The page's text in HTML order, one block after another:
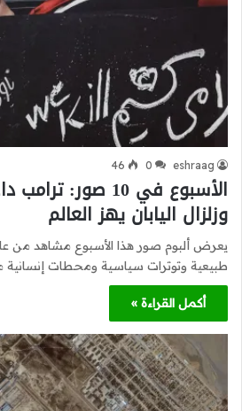
eshraag
0
46
الأسبوع في 10
وزلزال اليابان يهز العالم
يعرض ألبوم صور هذا الأسبوع مشاهد من
طبيعية وتوترات سياسية ومحطات إنسانية
أكمل القراءة »